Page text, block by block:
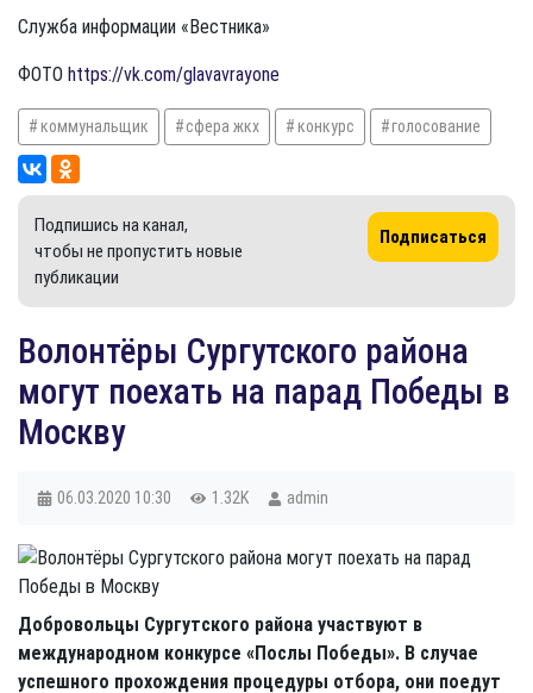
Служба информации «Вестника»
ФОТО https://vk.com/glavavrayone
коммунальщик сфера жкх конкурс голосование
Подпишись на канал,
чтобы не пропустить новые
публикации
Подписаться
​Волонтёры Сургутского района
могут поехать на парад Победы в
Москву
06.03.2020 10:30 1.32K admin
Добровольцы Сургутского района участвуют в
международном конкурсе «Послы Победы». В случае
успешного прохождения процедуры отбора, они поедут